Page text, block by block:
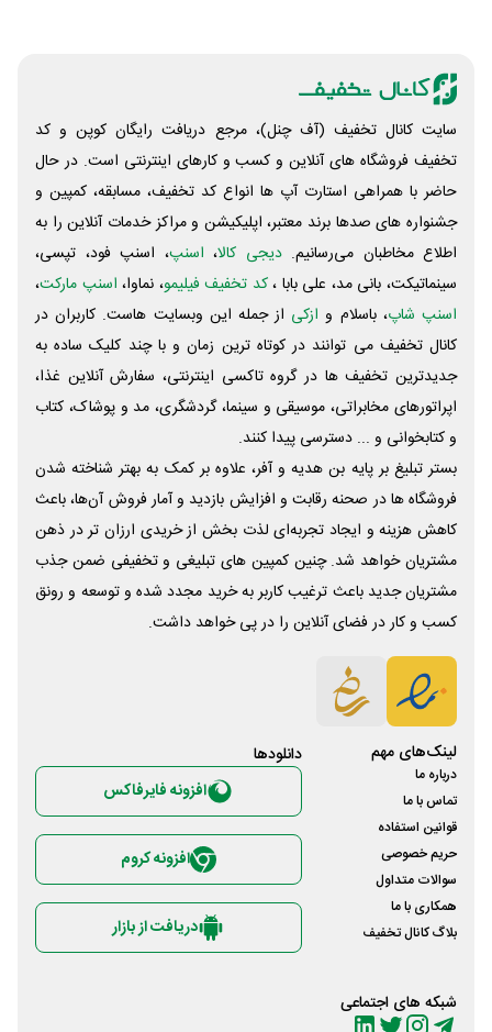
سایت کانال تخفیف (آف چنل)، مرجع دریافت رایگان کوپن و کد
تخفیف فروشگاه های آنلاین و کسب و‌ کارهای اینترنتی است. در حال
حاضر با همراهی استارت آپ ها انواع کد تخفیف، مسابقه، کمپین و
جشنواره های صدها برند معتبر، اپلیکیشن و مراکز خدمات آنلاین را به
اطلاع مخاطبان می‌رسانیم. دیجی کالا، اسنپ، اسنپ فود، تپسی،
سینماتیکت، بانی مد، علی‌ بابا ،کد تخفیف فیلیمو، نماوا، اسنپ مارکت،
اسنپ شاپ، باسلام و ازکی از جمله این وبسایت ‌هاست. کاربران در
کانال تخفیف می توانند در کوتاه ترین زمان و با چند کلیک ساده به
جدیدترین تخفیف ها در گروه تاکسی اینترنتی، سفارش آنلاین غذا،
اپراتورهای مخابراتی، موسیقی و سینما، گردشگری، مد و پوشاک، کتاب
و کتابخوانی و ... دسترسی پیدا کنند.
بستر تبلیغ بر پایه بن هدیه و آفر، علاوه بر کمک به بهتر شناخته شدن
فروشگاه ها در صحنه رقابت و افزایش بازدید و آمار فروش آن‌ها، باعث
کاهش هزینه و ایجاد تجربه‌ای لذت بخش از خریدی ارزان تر در ذهن
مشتریان خواهد شد. چنین کمپین های تبلیغی و تخفیفی ضمن جذب
مشتریان جدید باعث ترغیب کاربر به خرید مجدد شده و توسعه و رونق
کسب و کار در فضای آنلاین را در پی خواهد داشت.
لینک‌های مهم
درباره ما
تماس با ما
قوانین استفاده
حریم خصوصی
سوالات متداول
همکاری با ما
بلاگ کانال تخفیف
شبکه های اجتماعی
دانلود‌ها
افزونه فایرفاکس
افزونه کروم
دریافت از بازار